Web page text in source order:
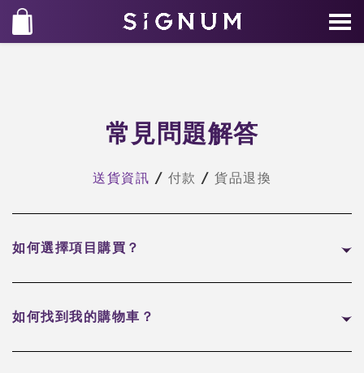
常見問題解答
送貨資訊 / 付款 / 貨品退換
如何選擇項目購買？
如何找到我的購物車？